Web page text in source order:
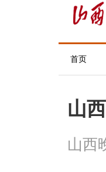
首页
山
山西